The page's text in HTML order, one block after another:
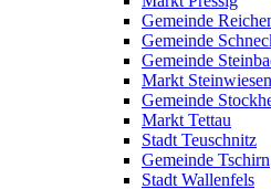
Gemeinde
Gemeinde
Gemeinde
Markt Steinwiesen
Gemeinde
Markt Tettau
Stadt Teuschnitz
Gemeinde Tschirn
Stadt Wallenfels